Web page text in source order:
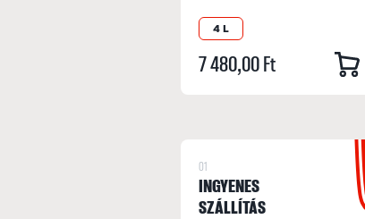
4 L
7 480,00 Ft
01
INGYENES
SZÁLLÍTÁS